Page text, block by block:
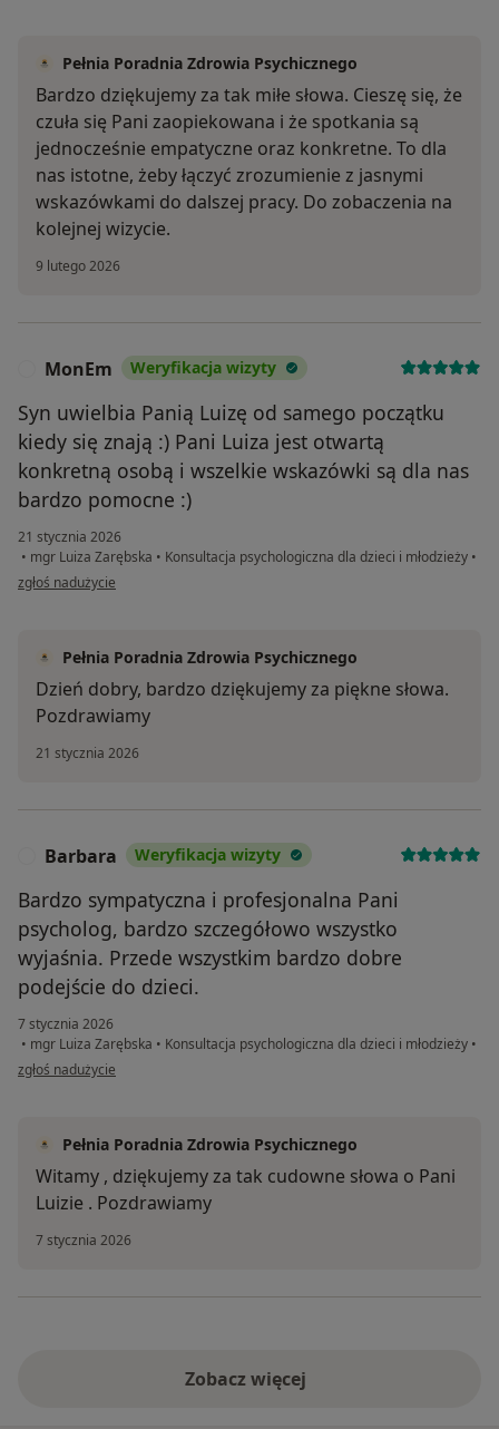
Pełnia Poradnia Zdrowia Psychicznego
Bardzo dziękujemy za tak miłe słowa. Cieszę się, że
czuła się Pani zaopiekowana i że spotkania są
jednocześnie empatyczne oraz konkretne. To dla
nas istotne, żeby łączyć zrozumienie z jasnymi
wskazówkami do dalszej pracy. Do zobaczenia na
kolejnej wizycie.
9 lutego 2026
MonEm Weryfikacja wizyty
Syn uwielbia Panią Luizę od samego początku
kiedy się znają :) Pani Luiza jest otwartą
konkretną osobą i wszelkie wskazówki są dla nas
bardzo pomocne :)
21 stycznia 2026
• mgr Luiza Zarębska • Konsultacja psychologiczna dla dzieci i młodzieży •
w opinii użytkownika MonEm
zgłoś nadużycie
Pełnia Poradnia Zdrowia Psychicznego
Dzień dobry, bardzo dziękujemy za piękne słowa.
Pozdrawiamy
21 stycznia 2026
Barbara Weryfikacja wizyty
Bardzo sympatyczna i profesjonalna Pani
psycholog, bardzo szczegółowo wszystko
wyjaśnia. Przede wszystkim bardzo dobre
podejście do dzieci.
7 stycznia 2026
• mgr Luiza Zarębska • Konsultacja psychologiczna dla dzieci i młodzieży •
w opinii użytkownika Barbara
zgłoś nadużycie
Pełnia Poradnia Zdrowia Psychicznego
Witamy , dziękujemy za tak cudowne słowa o Pani
Luizie . Pozdrawiamy
7 stycznia 2026
Zobacz więcej